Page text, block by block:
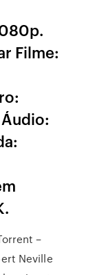
Filme:
–
Neville